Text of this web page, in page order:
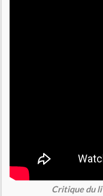
Critique du